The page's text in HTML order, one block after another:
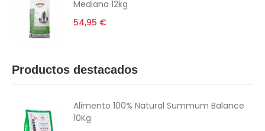
Mediana 12kg
54,95 €
Productos destacados
Alimento 100% Natural Summum Balance
10Kg